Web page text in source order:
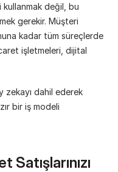
değil, bu
gerekir. Müşteri
kadar tüm süreçlerde
işletmeleri, dijital
dahil ederek
bir iş modeli